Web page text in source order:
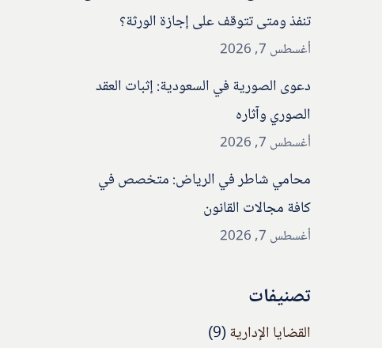
تنفذ ومتى تتوقف على إجازة الورثة؟
أغسطس 7, 2026
دعوى الصورية في السعودية: إثبات العقد
الصوري وآثاره
أغسطس 7, 2026
محامي شاطر في الرياض: متخصص في
كافة مجالات القانون
أغسطس 7, 2026
تصنيفات
القضايا الإدارية(9)